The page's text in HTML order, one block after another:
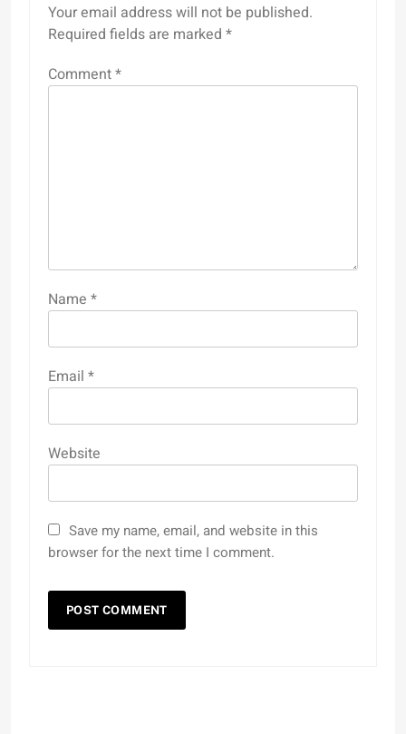
Your email address will not be published.
Required fields are marked *
Comment*
Name *
Email *
Website
Save my name, email, and website in this
browser for the next time I comment.